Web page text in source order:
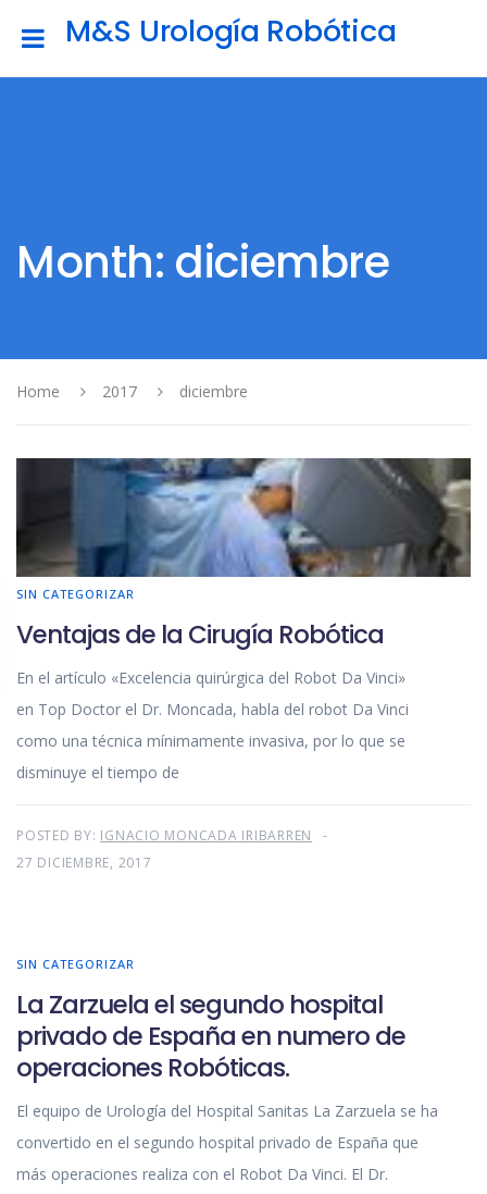
M&S Urología Robótica
Month: diciembre
Home 2017 diciembre
SIN CATEGORIZAR
Ventajas de la Cirugía Robótica
En el artículo «Excelencia quirúrgica del Robot Da Vinci»
en Top Doctor el Dr. Moncada, habla del robot Da Vinci
como una técnica mínimamente invasiva, por lo que se
disminuye el tiempo de
POSTED BY: IGNACIO MONCADA IRIBARREN
27 DICIEMBRE, 2017
SIN CATEGORIZAR
La Zarzuela el segundo hospital
privado de España en numero de
operaciones Robóticas.
El equipo de Urología del Hospital Sanitas La Zarzuela se ha
convertido en el segundo hospital privado de España que
más operaciones realiza con el Robot Da Vinci. El Dr.